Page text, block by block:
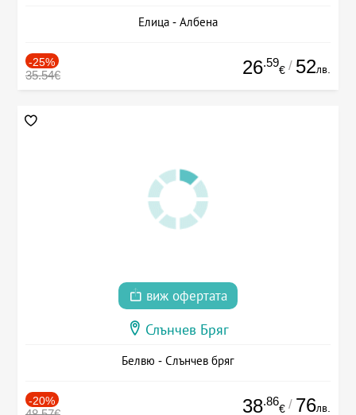
Елица - Албена
-25%
35.54€ 26.59
€ / 52лв.
виж офертата
Слънчев Бряг
Белвю - Слънчев бряг
-20% 38.86
€ / 76лв.